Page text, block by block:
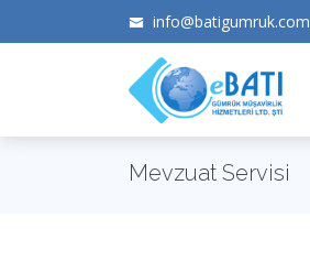
info@batigumruk.com
Mevzuat Servisi